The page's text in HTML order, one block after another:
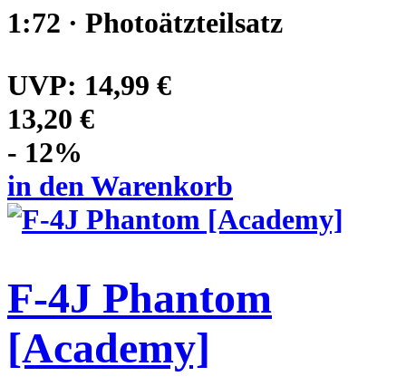
1:72 · Photoätzteilsatz
UVP: 14,99 €
13,20 €
- 12%
in den Warenkorb
F-4J Phantom
[Academy]